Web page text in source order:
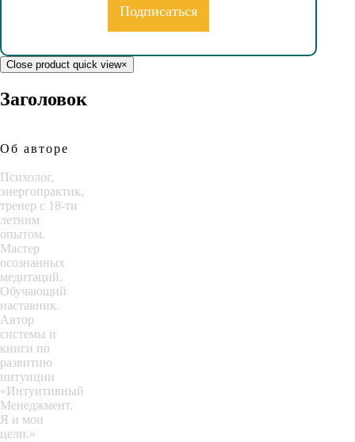
Close product quick view×
Заголовок
Об авторе
Психолог,
энергопрактик,
тренер с 18-ти
летним
опытом.
Мастер
осознанных
медитаций.
Обучающий
наставник.
Автор
системы и
книги по
развитию
интуиции
«Интуитивный
Менеджмент.
Я и мои
цели.»